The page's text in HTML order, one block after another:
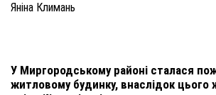
Яніна Климань
У Миргородському районі сталася
житловому будинку, внаслідок цього